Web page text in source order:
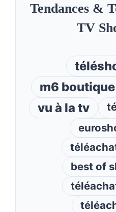
Tendances &
TV
m6 boutique
vu à la tv
best of